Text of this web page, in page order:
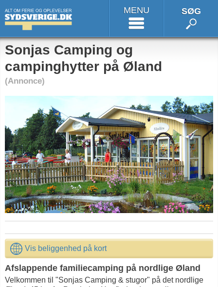
MENU SØG
Sonjas Camping og
campinghytter på Øland
(Annonce)
Vis beliggenhed på kort
Afslappende familiecamping på nordlige Øland
Velkommen til "Sonjas Camping & stugor" på det nordlige